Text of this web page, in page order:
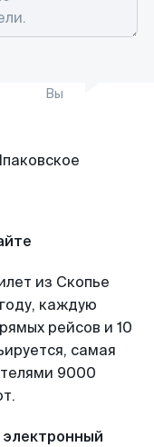
Вы
из Скопье
каждую
рейсов и 10
самая
9000